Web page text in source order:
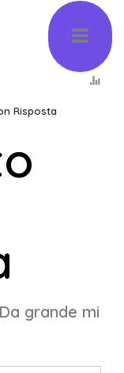
Risposta
grande mi